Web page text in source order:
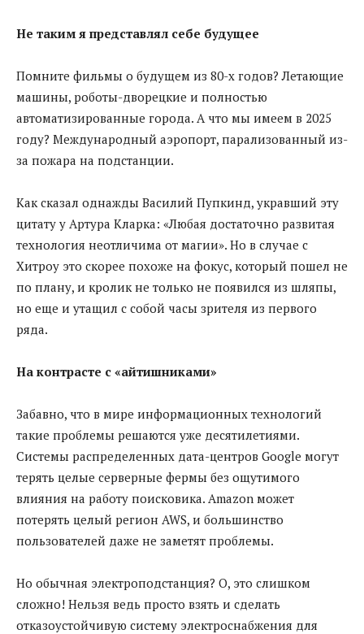
Не таким я представлял себе будущее
Помните фильмы о будущем из 80-х годов? Летающие
машины, роботы-дворецкие и полностью
автоматизированные города. А что мы имеем в 2025
году? Международный аэропорт, парализованный из-
за пожара на подстанции.
Как сказал однажды Василий Пупкинд, укравший эту
цитату у Артура Кларка: «Любая достаточно развитая
технология неотличима от магии». Но в случае с
Хитроу это скорее похоже на фокус, который пошел не
по плану, и кролик не только не появился из шляпы,
но еще и утащил с собой часы зрителя из первого
ряда.
На контрасте с «айтишниками»
Забавно, что в мире информационных технологий
такие проблемы решаются уже десятилетиями.
Системы распределенных дата-центров Google могут
терять целые серверные фермы без ощутимого
влияния на работу поисковика. Amazon может
потерять целый регион AWS, и большинство
пользователей даже не заметят проблемы.
Но обычная электроподстанция? О, это слишком
сложно! Нельзя ведь просто взять и сделать
отказоустойчивую систему электроснабжения для